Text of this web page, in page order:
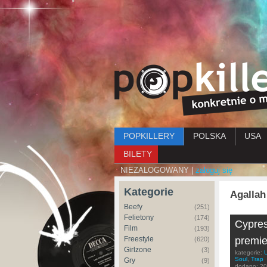
Menu główne
POPKILLERY POLSKA USA
BILETY
NIEZALOGOWANY | zaloguj się
Kategorie
Beefy (251)
Felietony (174)
Film (193)
Freestyle (620)
Girlzone (3)
Gry (9)
Agallah
kategorie:
Soul Trap